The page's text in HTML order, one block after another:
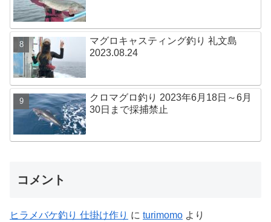
マグロキャスティング釣り 礼文島
2023.08.24
クロマグロ釣り 2023年6月18日～6月
30日まで採捕禁止
コメント
ヒラメバケ釣り 仕掛け作り に turimomo より